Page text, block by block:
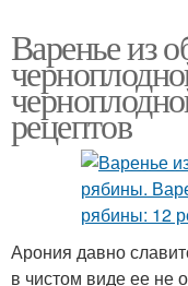
Варение из
Рябины через
мясорубку
Варенье из
рецептов
Арония давно
в чистом виде ее не